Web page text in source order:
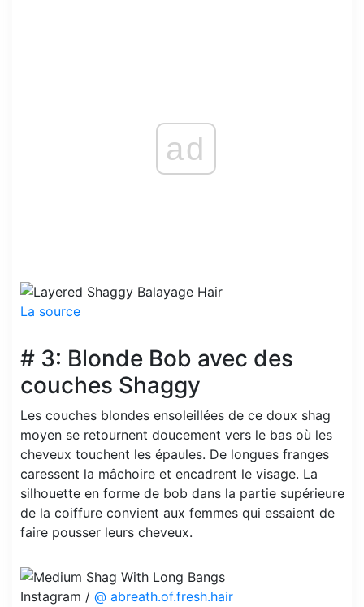
ad
La source
# 3: Blonde Bob avec des
couches Shaggy
Les couches blondes ensoleillées de ce doux shag
moyen se retournent doucement vers le bas où les
cheveux touchent les épaules. De longues franges
caressent la mâchoire et encadrent le visage. La
silhouette en forme de bob dans la partie supérieure
de la coiffure convient aux femmes qui essaient de
faire pousser leurs cheveux.
Instagram / @ abreath.of.fresh.hair